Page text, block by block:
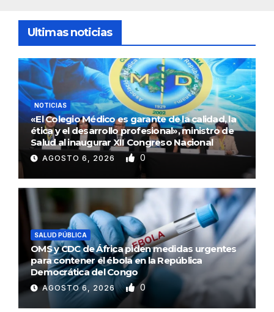
Ultimas noticias
NOTICIAS
«El Colegio Médico es garante de la calidad, la
ética y el desarrollo profesional», ministro de
Salud al inaugurar XII Congreso Nacional
AGOSTO 6, 2026 0
SALUD PÚBLICA
OMS y CDC de África piden medidas urgentes
para contener el ébola en la República
Democrática del Congo
AGOSTO 6, 2026 0